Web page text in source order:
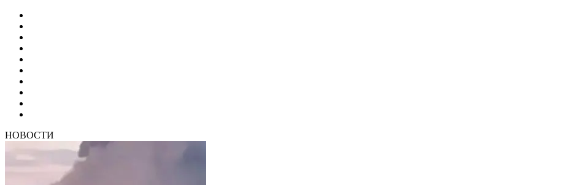
НОВОСТИ